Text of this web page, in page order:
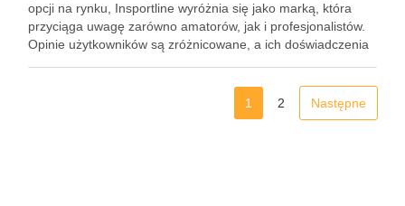
opcji na rynku, Insportline wyróżnia się jako marką, która
przyciąga uwagę zarówno amatorów, jak i profesjonalistów.
Opinie użytkowników są zróżnicowane, a ich doświadczenia
1
2 Następne